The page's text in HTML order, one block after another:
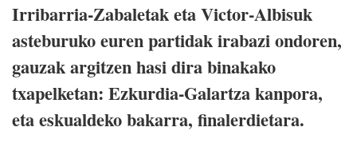
Irribarria-Zabaletak eta Victor-Albisuk
asteburuko euren partidak irabazi ondoren,
gauzak argitzen hasi dira binakako
txapelketan: Ezkurdia-Galartza kanpora,
eta eskualdeko bakarra, finalerdietara.